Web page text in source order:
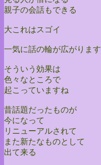
親子の会話もできる
大これはスゴイ
一気に話の輪が広がります
そういう効果は
色々なところで
起こっていますね
昔話題だったものが
今になって
リニューアルされて
また新たなものとして
出て来る